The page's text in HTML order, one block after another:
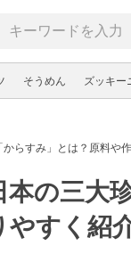
そうめん ズッキー
からすみ」とは？原料や
本の三大
やすく紹